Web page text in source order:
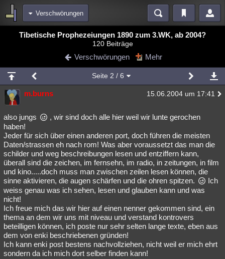
Verschwörungen
Bereiche
Blogs Videos
Chat Wiki Neuigkeiten
meine Rubriken
Menschen Mystery Kriminalfälle
Spiritualität Verschwörungen Technologie Ufologie
Natur Umfragen Unterhaltung
weitere Rubriken
Philosophie Träume Orte Esoterik Literatur
Astronomie Helpdesk Gruppen Gaming Filme
Musik Clash Verbesserungen Allmystery English
Übersichten
Besucht Teilgenommen Alle
Lesenswert Schlüsselwörter
Tibetische Prophezeiungen 1890 zum 3.WK, ab 2004?
120 Beiträge
Verschwörungen Mehr
Seite 2 / 6
m.burns 15.06.2004 um 17:41
also jungs
, wir sind doch alle hier weil wir lunte gerochen
haben!
Jeder für sich über einen anderen port, doch führen die meisten
Daten/strassen eh nach rom! Was aber voraussetzt das man die
schilder und weg beschreibungen lesen und entziffern kann,
überall sind die zeichen, im fernsehn, im radio, in zeitungen, in film
und kino.....doch muss man zwischen zeilen lesen können, die
sinne aktivieren, die augen schärfen und die ohren spitzen.
Ich
weiss genau was ich sehen, lesen und glauben kann und was
nicht!
Ich freue mich das wir hier auf einen nenner gekommen sind, ein
thema an dem wir uns mit niveau und verstand kontrovers
beteilligen können, ich poste nur sehr selten lange texte, eben aus
dem von enki beschriebenen gründen!
Ich kann enki post bestens nachvollziehen, nicht weil er mich ehrt
sondern da ich mich dort selber finden kann!